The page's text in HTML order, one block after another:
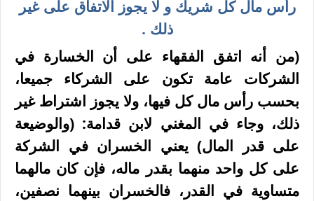
رأس مال كل شريك و لا يجوز الاتفاق على غير
ذلك .
(من أنه اتفق الفقهاء على أن الخسارة في
الشركات عامة تكون على الشركاء جميعا،
بحسب رأس مال كل فيها، ولا يجوز اشتراط غير
ذلك، وجاء في المغني لابن قدامة: (والوضيعة
على قدر المال) يعني الخسران في الشركة
على كل واحد منهما بقدر ماله، فإن كان مالهما
متساوية في القدر، فالخسران بينهما نصفين،